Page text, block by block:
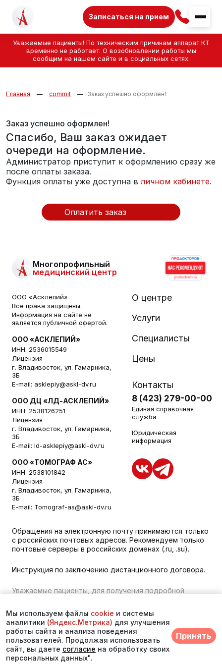
Уважаемые пациенты! По техническим причинам аппарат КТ
временно не работает. О возобновлении работы мы
сообщим на нашем сайте и в социальных сетях.
Записаться на прием
Главная commit Заказ успешно оформлен!
Заказ успешно оформлен!
Спасибо, Ваш заказ ожидает
очереди на оформление.
Администратор приступит к оформлению сразу же
после оплаты заказа.
Функция оплаты уже доступна в личном кабинете.
Оплатить заказ
Многопрофильный
медицинский центр
ООО «Асклепий»
Все права защищены.
Информация на сайте не
является публичной офертой.
ООО «АСКЛЕПИЙ»
ИНН: 2536015549
Лицензия
г. Владивосток, ул. Гамарника,
3Б
E-mail: asklepiy@askl-dv.ru
ООО ДЦ «ЛД-АСКЛЕПИЙ»
ИНН: 2538126251
Лицензия
г. Владивосток, ул. Гамарника,
3Б
E-mail: ld-asklepiy@askl-dv.ru
ООО «ТОМОГРАФ АС»
ИНН: 2538101842
Лицензия
г. Владивосток, ул. Гамарника,
3Б
E-mail: Tomograf-as@askl-dv.ru
О центре
Услуги
Специалисты
Цены
Контакты
8 (423) 279-00-00
Единая справочная
служба
Юридическая
информация
Обращения на электронную почту принимаются только
с российских почтовых адресов. Рекомендуем только
почтовые серверы в российских доменах (.ru, .su).
Инструкция по заключению дистанционного договора.
Уважаемые пациенты, для получения подробной
помощью специальной формы связи или по телефону во
Владивостоке:+7 (423) 279-00-00. vk 373
© 2026. Многопрофильный медицинский центр
«Асклепий»
Мы используем файлы cookie и системы
аналитики (Яндекс.Метрика) для улучшения
работы сайта и анализа поведения
пользователей. Продолжая использовать
сайт, вы даете согласие на обработку своих
персональных данных".
Принять